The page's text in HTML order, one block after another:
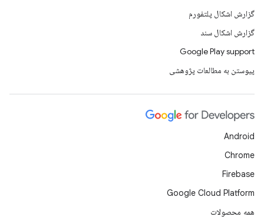
گزارش اشکال پلتفورم
گزارش اشکال سند
Google Play support
پیوستن به مطالعات پژوهشی
Android
Chrome
Firebase
Google Cloud Platform
همه محصولات